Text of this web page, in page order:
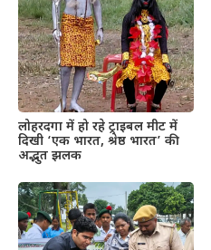
लोहरदगा में हो रहे ट्राइबल मीट में
दिखी ‘एक भारत, श्रेष्ठ भारत’ की
अद्भुत झलक